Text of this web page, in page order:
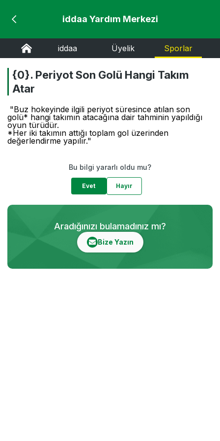
iddaa Yardım Merkezi
iddaa Üyelik Sporlar
{0}. Periyot Son Golü Hangi Takım
Atar
"Buz hokeyinde ilgili periyot süresince atılan son
golü* hangi takımın atacağına dair tahminin yapıldığı
oyun türüdür.
*Her iki takımın attığı toplam gol üzerinden
değerlendirme yapılır."
Bu bilgi yararlı oldu mu?
Evet Hayır
Aradığınızı bulamadınız mı?
Bize Yazın